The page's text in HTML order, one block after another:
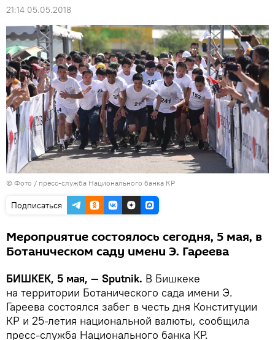
21:14 05.05.2018
© Фото / пресс-служба Национального банка КР
Подписаться
Мероприятие состоялось сегодня, 5 мая, в
Ботаническом саду имени Э. Гареева
БИШКЕК, 5 мая, — Sputnik. В Бишкеке
на территории Ботанического сада имени Э.
Гареева состоялся забег в честь дня Конституции
КР и 25-летия национальной валюты, сообщила
пресс-служба Национального банка КР.